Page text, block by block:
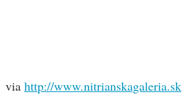
via http://www.nitrianskagaleria.sk